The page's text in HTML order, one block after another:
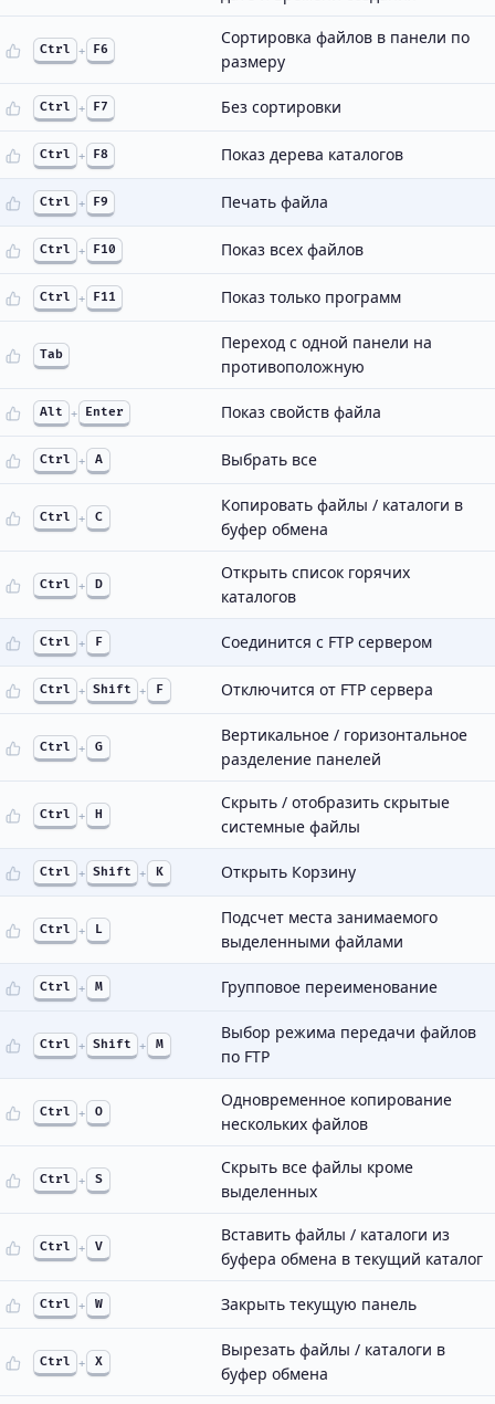
Ctrl + F6
Сортировка файлов в панели по
размеру
Ctrl + F7 Без сортировки
Ctrl + F8 Показ дерева каталогов
Ctrl + F9 Печать файла
Ctrl + F10 Показ всех файлов
Ctrl + F11 Показ только программ
Tab
Переход с одной панели на
противоположную
Alt + Enter Показ свойств файла
Ctrl + A Выбрать все
Ctrl + C
Копировать файлы / каталоги в
буфер обмена
Ctrl + D
Открыть список горячих
каталогов
Ctrl + F Соединится с FTP сервером
Ctrl + Shift + F Отключится от FTP сервера
Ctrl + G
Вертикальное / горизонтальное
разделение панелей
Ctrl + H
Скрыть / отобразить скрытые
системные файлы
Ctrl + Shift + K Открыть Корзину
Ctrl + L
Подсчет места занимаемого
выделенными файлами
Ctrl + M Групповое переименование
Ctrl + Shift + M
Выбор режима передачи файлов
по FTP
Ctrl + O
Одновременное копирование
нескольких файлов
Ctrl + S
Скрыть все файлы кроме
выделенных
Ctrl + V
Вставить файлы / каталоги из
буфера обмена в текущий каталог
Ctrl + W Закрыть текущую панель
Ctrl + X
Вырезать файлы / каталоги в
буфер обмена